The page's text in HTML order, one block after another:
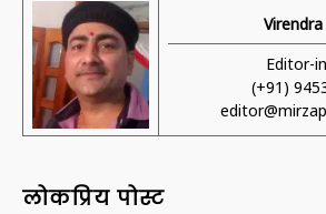
Editor-
(+91)
लोकप्रिय पोस्ट